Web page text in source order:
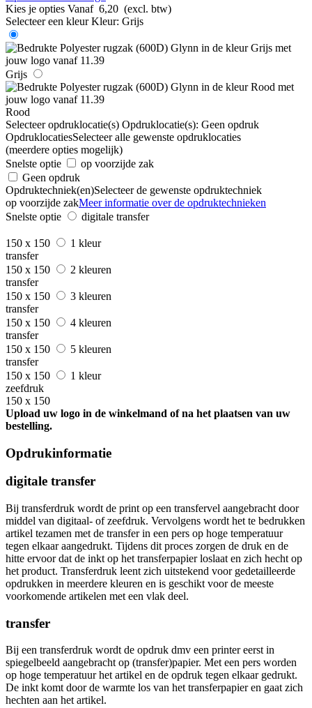
Kies je opties Vanaf 6,20 (excl. btw)
Selecteer een kleur Kleur: Grijs
Grijs
Rood
Selecteer opdruklocatie(s) Opdruklocatie(s): Geen opdruk
OpdruklocatiesSelecteer alle gewenste opdruklocaties
(meerdere opties mogelijk)
Snelste optie
op voorzijde zak
Geen opdruk
Opdruktechniek(en)Selecteer de gewenste opdruktechniek
op voorzijde zakMeer informatie over de opdruktechnieken
Snelste optie
digitale transfer
150 x 150
1 kleur
transfer
150 x 150
2 kleuren
transfer
150 x 150
3 kleuren
transfer
150 x 150
4 kleuren
transfer
150 x 150
5 kleuren
transfer
150 x 150
1 kleur
zeefdruk
150 x 150
Upload uw logo in de winkelmand of na het plaatsen van uw
bestelling.
Opdrukinformatie
digitale transfer
Bij transferdruk wordt de print op een transfervel aangebracht door
middel van digitaal- of zeefdruk. Vervolgens wordt het te bedrukken
artikel tezamen met de transfer in een pers op hoge temperatuur
tegen elkaar aangedrukt. Tijdens dit proces zorgen de druk en de
hitte ervoor dat de inkt op het transferpapier loslaat en zich hecht op
het product. Transferdruk leent zich uitstekend voor gedetailleerde
opdrukken in meerdere kleuren en is geschikt voor de meeste
voorkomende artikelen met een vlak deel.
transfer
Bij een transferdruk wordt de opdruk dmv een printer eerst in
spiegelbeeld aangebracht op (transfer)papier. Met een pers worden
op hoge temperatuur het artikel en de opdruk tegen elkaar gedrukt.
De inkt komt door de warmte los van het transferpapier en gaat zich
hechten aan het artikel.